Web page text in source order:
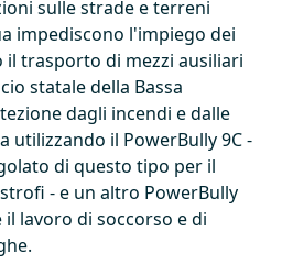
sulle strade e terreni
impediscono l'impiego dei
il trasporto di mezzi ausiliari
statale della Bassa
dagli incendi e dalle
utilizzando il PowerBully 9C -
di questo tipo per il
- e un altro PowerBully
lavoro di soccorso e di